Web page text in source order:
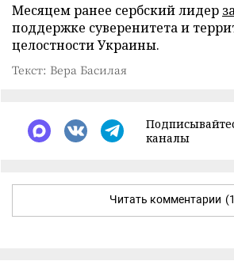
Месяцем ранее сербский лидер
поддержке суверенитета и
целостности Украины.
Текст: Вера Басилая
каналы
Читать комментарии